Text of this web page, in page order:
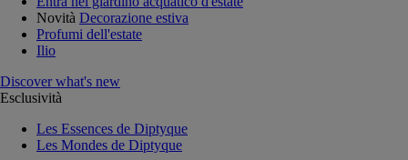
Novità Decorazione estiva
Profumi dell'estate
Ilio
Discover what's new
Esclusività
Les Essences de Diptyque
Les Mondes de Diptyque